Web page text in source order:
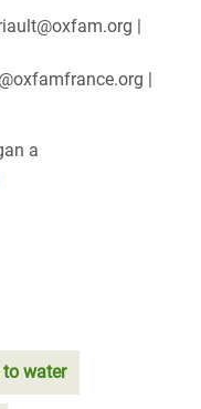
|
|
a
to water